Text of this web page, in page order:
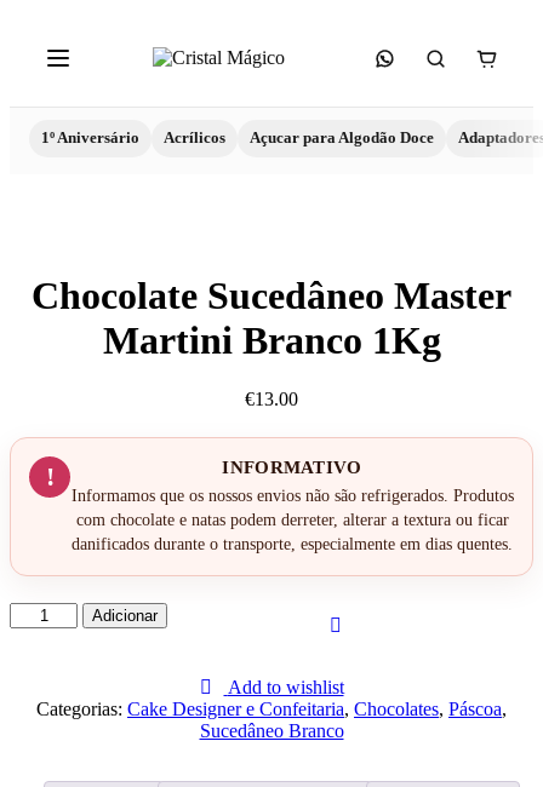
1º Aniversário Acrílicos Açucar para Algodão Doce
Chocolate Sucedâneo Master
Martini Branco 1Kg
€13.00
! INFORMATIVO
Informamos que os nossos envios não são refrigerados. Produtos
com chocolate e natas podem derreter, alterar a textura ou ficar
danificados durante o transporte, especialmente em dias quentes.
Quantidade
de
Master
Martini
Adicionar
Add to wishlist
Categorias: Cake Designer e Confeitaria, Chocolates, Páscoa,
Sucedâneo Branco